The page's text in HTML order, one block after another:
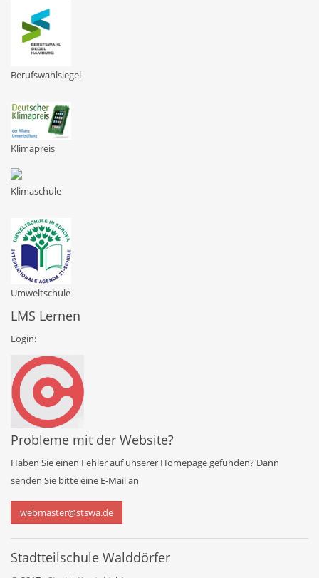
Berufswahlsiegel
Klimapreis
Klimaschule
Umweltschule
LMS Lernen
Login:
Probleme mit der Website?
Haben Sie einen Fehler auf unserer Homepage gefunden? Dann
senden Sie bitte eine E-Mail an
webmaster@stswa.de
Stadtteilschule Walddörfer